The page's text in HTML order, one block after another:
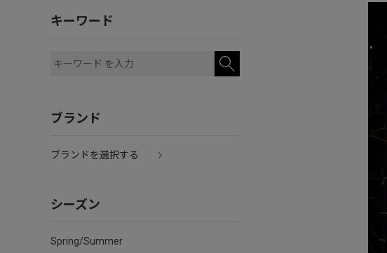
キーワード
ブランド
ブランドを選択する
シーズン
Spring/Summer